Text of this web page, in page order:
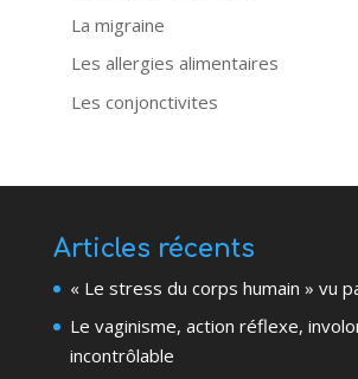
La migraine
Les allergies alimentaires
Les conjonctivites
Articles récents
« Le stress du corps humain » vu
Le vaginisme, action réflexe,
incontrôlable